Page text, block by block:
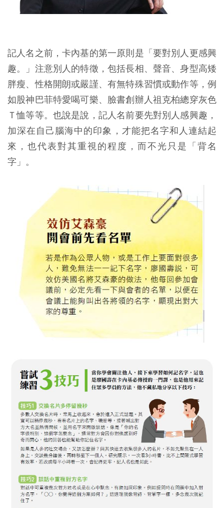
記人名之前，卡內基的第一原則是「要對別人更感興
趣。」注意別人的特徵，包括長相、聲音、身型高矮
胖瘦、性格開朗或嚴謹、有無特殊習慣或動作等，例
如股神巴菲特愛喝可樂、臉書創辦人祖克柏總穿灰色
Ｔ恤等等。也說是說，記人名前要先對別人感興趣，
加深在自己腦海中的印象，才能把名字和人連結起
來，也代表對其重視的程度，而不光只是「背名
字」。